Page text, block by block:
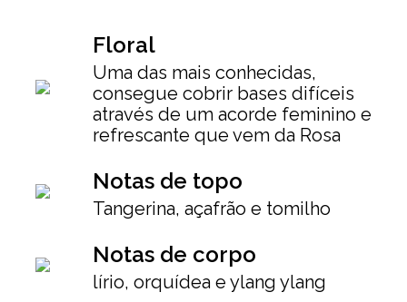
Floral
Uma das mais conhecidas,
consegue cobrir bases difíceis
através de um acorde feminino e
refrescante que vem da Rosa
Notas de topo
Tangerina, açafrão e tomilho
Notas de corpo
lírio, orquídea e ylang ylang